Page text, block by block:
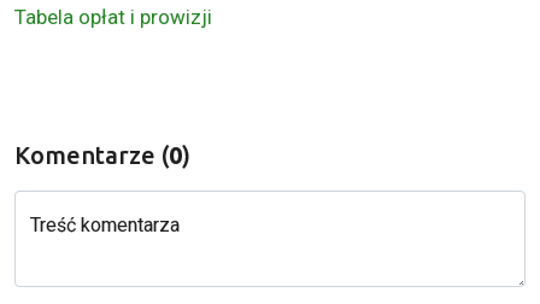
Tabela opłat i prowizji
Komentarze (0)
Treść komentarza